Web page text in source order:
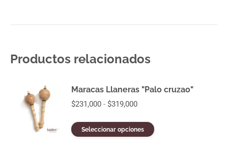
Productos relacionados
Maracas Llaneras "Palo cruzao"
$231,000 - $319,000Rango
precios:
desde
Seleccionar opciones
Este